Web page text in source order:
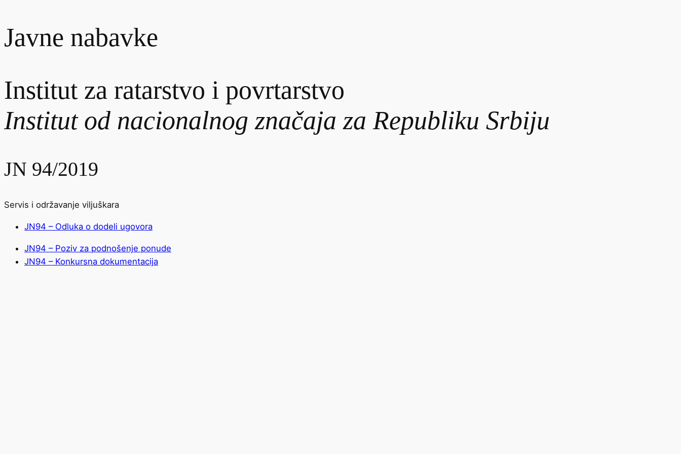
Javne nabavke
Institut za ratarstvo i povrtarstvo
Institut od nacionalnog značaja za Republiku Srbiju
JN 94/2019
Servis i održavanje viljuškara
JN94 – Odluka o dodeli ugovora
JN94 – Poziv za podnošenje ponude
JN94 – Konkursna dokumentacija